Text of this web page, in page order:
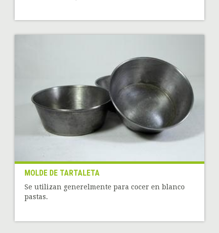
MOLDE DE TARTALETA
Se utilizan generelmente para cocer en blanco
pastas.